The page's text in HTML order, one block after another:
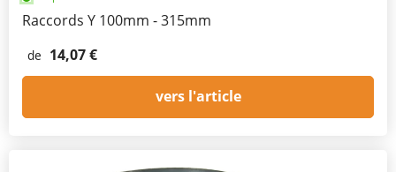
Raccords Y 100mm - 315mm
de 14,07 €
vers l'article